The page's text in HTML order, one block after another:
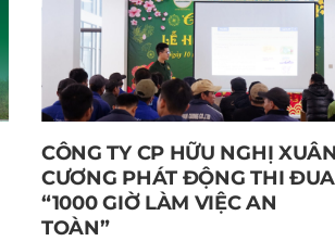
CÔNG TY CP HỮU NGHỊ XUÂN
CƯƠNG PHÁT ĐỘNG THI ĐUA
“1000 GIỜ LÀM VIỆC AN
TOÀN”